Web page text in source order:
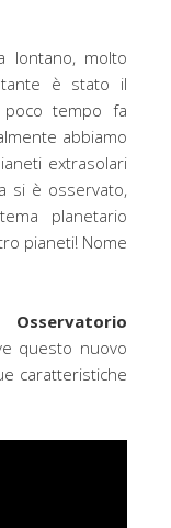
lontano, molto
è stato il
tempo fa
abbiamo
extrasolari
si è osservato,
planetario
pianeti! Nome
questo nuovo
caratteristiche